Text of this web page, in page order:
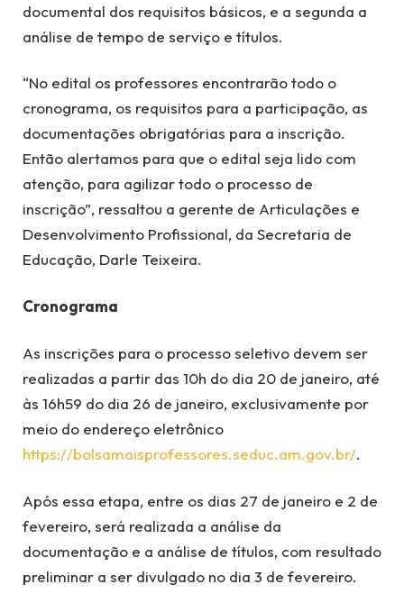
documental dos requisitos básicos, e a segunda a
análise de tempo de serviço e títulos.
“No edital os professores encontrarão todo o
cronograma, os requisitos para a participação, as
documentações obrigatórias para a inscrição.
Então alertamos para que o edital seja lido com
atenção, para agilizar todo o processo de
inscrição”, ressaltou a gerente de Articulações e
Desenvolvimento Profissional, da Secretaria de
Educação, Darle Teixeira.
Cronograma
As inscrições para o processo seletivo devem ser
realizadas a partir das 10h do dia 20 de janeiro, até
às 16h59 do dia 26 de janeiro, exclusivamente por
meio do endereço eletrônico
https://bolsamaisprofessores.seduc.am.gov.br/.
Após essa etapa, entre os dias 27 de janeiro e 2 de
fevereiro, será realizada a análise da
documentação e a análise de títulos, com resultado
preliminar a ser divulgado no dia 3 de fevereiro.